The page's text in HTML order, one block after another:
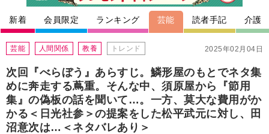
新着 会員限定 ランキング 芸能 読者手記 介護
2025年02月04日
芸能 人間関係 教養 トレンド
次回『べらぼう』あらすじ。鱗形屋のもとでネタ集
めに奔走する蔦重。そんな中、須原屋から『節用
集』の偽板の話を聞いて…。一方、莫大な費用がか
かる＜日光社参＞の提案をした松平武元に対し、田
沼意次は…＜ネタバレあり＞